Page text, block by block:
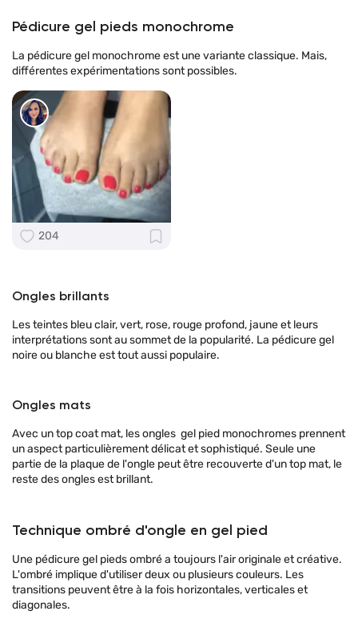
Pédicure gel pieds monochrome
La pédicure gel monochrome est une variante classique. Mais,
différentes expérimentations sont possibles.
204
Ongles brillants
Les teintes bleu clair, vert, rose, rouge profond, jaune et leurs
interprétations sont au sommet de la popularité. La pédicure gel
noire ou blanche est tout aussi populaire.
Ongles mats
Avec un top coat mat, les ongles gel pied monochromes prennent
un aspect particulièrement délicat et sophistiqué. Seule une
partie de la plaque de l'ongle peut être recouverte d'un top mat, le
reste des ongles est brillant.
Technique ombré d'ongle en gel pied
Une pédicure gel pieds ombré a toujours l'air originale et créative.
L'ombré implique d'utiliser deux ou plusieurs couleurs. Les
transitions peuvent être à la fois horizontales, verticales et
diagonales.